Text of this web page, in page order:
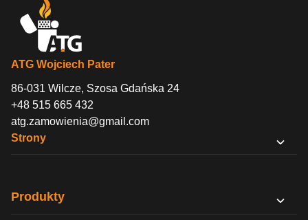
ATG Wojciech Pater
86-031 Wilcze, Szosa Gdańska 24
+48 515 665 432
atg.zamowienia@gmail.com
Strony
Produkty